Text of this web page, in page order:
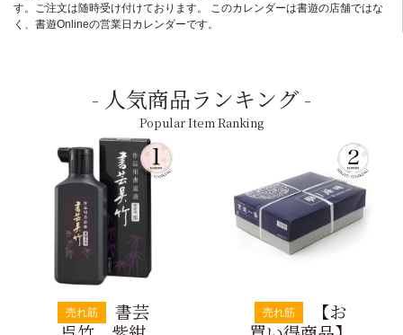
す。ご注文は随時受け付けております。 このカレンダーは書遊の店舗ではな
く、書遊Onlineの営業日カレンダーです。
人気商品ランキング
Popular Item Ranking
売れ筋
書芸
売れ筋
【お